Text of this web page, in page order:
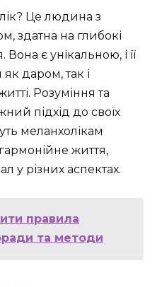
Це людина з
здатна на глибокі
є унікальною, і її
даром, так і
Розуміння та
підхід до своїх
меланхолікам
життя,
у різних аспектах.
правила
та методи